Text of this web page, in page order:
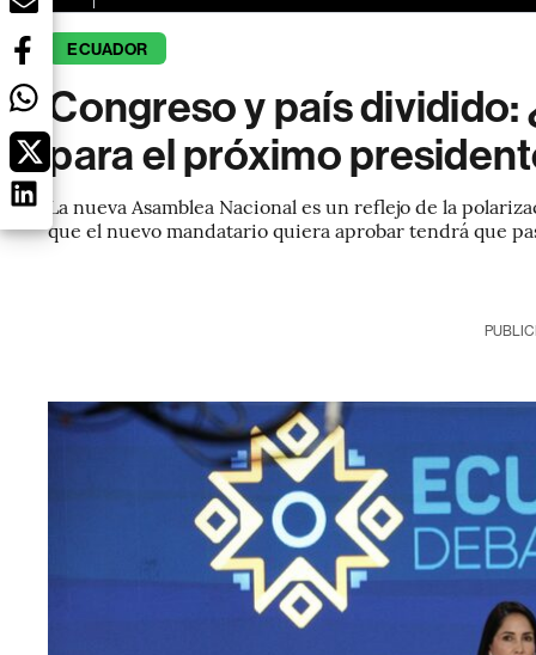
ECUADOR
Congreso y país
para el próximo
La nueva Asamblea Nacional es un reflejo de la
que el nuevo mandatario quiera aprobar tendrá que